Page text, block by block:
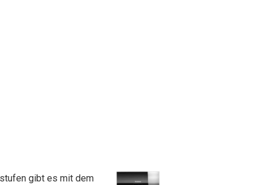
gibt es mit dem